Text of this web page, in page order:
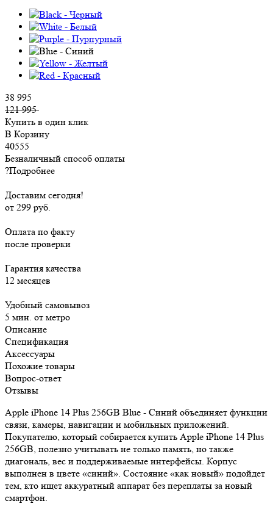
38 995
121 995
Купить в один клик
В Корзину
40555
Безналичный способ оплаты
?Подробнее
Доставим сегодня!
от 299 руб.
Оплата по факту
после проверки
Гарантия качества
12 месяцев
Удобный самовывоз
5 мин. от метро
Описание
Спецификация
Аксессуары
Похожие товары
Вопрос-ответ
Отзывы
Apple iPhone 14 Plus 256GB Blue - Синий объединяет функции
связи, камеры, навигации и мобильных приложений.
Покупателю, который собирается купить Apple iPhone 14 Plus
256GB, полезно учитывать не только память, но также
диагональ, вес и поддерживаемые интерфейсы. Корпус
выполнен в цвете «синий». Состояние «как новый» подойдет
тем, кто ищет аккуратный аппарат без переплаты за новый
смартфон.